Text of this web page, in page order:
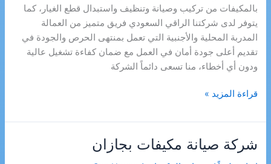
بالمكيفات من تركيب وصيانة وتنظيف واستبدال قطع الغيار، كما
يتوفر لدى شركتنا الراقي السعودي فريق متميز من العمالة
المدربة المحلية والأجنبية التي تعمل بمنتهى الحرص والجودة في
تقديم أعلى جودة أمان في العمل مع ضمان كفاءة تشغيل عالية
ودون أي أخطاء، منا تسعى دائماً الشركة
شركة
مكيفات
عريش
قراءة المزيد »
شركة صيانة مكيفات بجازان